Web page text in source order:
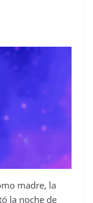
madre, la
la noche de